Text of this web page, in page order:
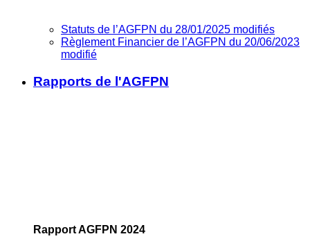
Statuts de l’AGFPN du 28/01/2025 modifiés
Règlement Financier de l’AGFPN du 20/06/2023
modifié
Rapports de l'AGFPN
Rapport AGFPN 2024